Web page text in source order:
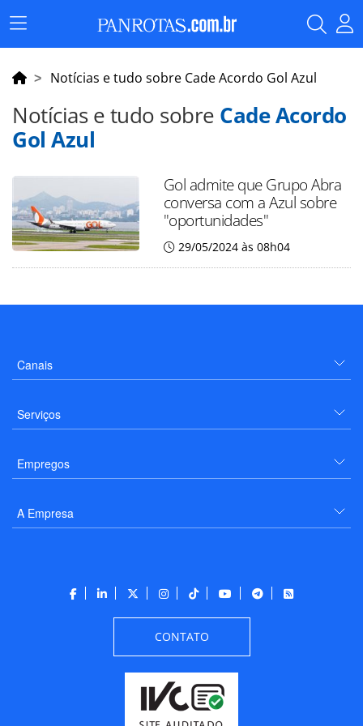
Menu
Principal
Notícias e tudo sobre Cade Acordo Gol Azul
Notícias e tudo sobre Cade Acordo
Gol Azul
Gol admite que Grupo Abra
conversa com a Azul sobre
"oportunidades"
29/05/2024 às 08h04
Canais
Serviços
Empregos
A Empresa
CONTATO